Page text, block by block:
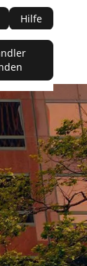
Hilfe